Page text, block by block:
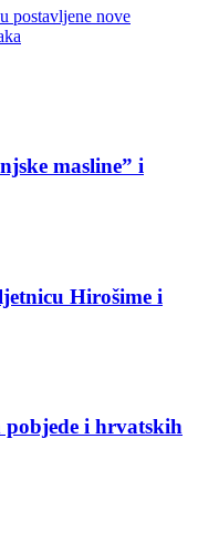
postavljene nove
masline” i
Hirošime i
i hrvatskih